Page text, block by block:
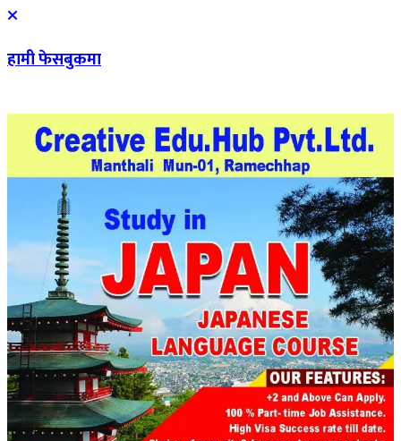
हामी फेसबुकमा